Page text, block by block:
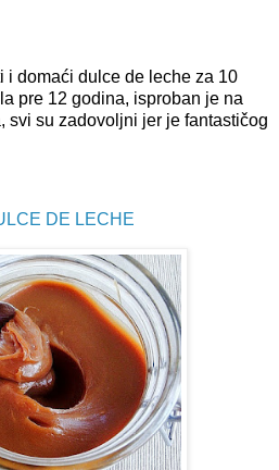
i domaći dulce de leche za 10
pre 12 godina, isproban je na
svi su zadovoljni jer je fantastičog
DE LECHE